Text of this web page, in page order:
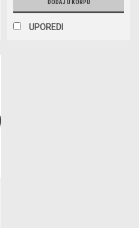
DODAJ U KORPU
UPOREDI